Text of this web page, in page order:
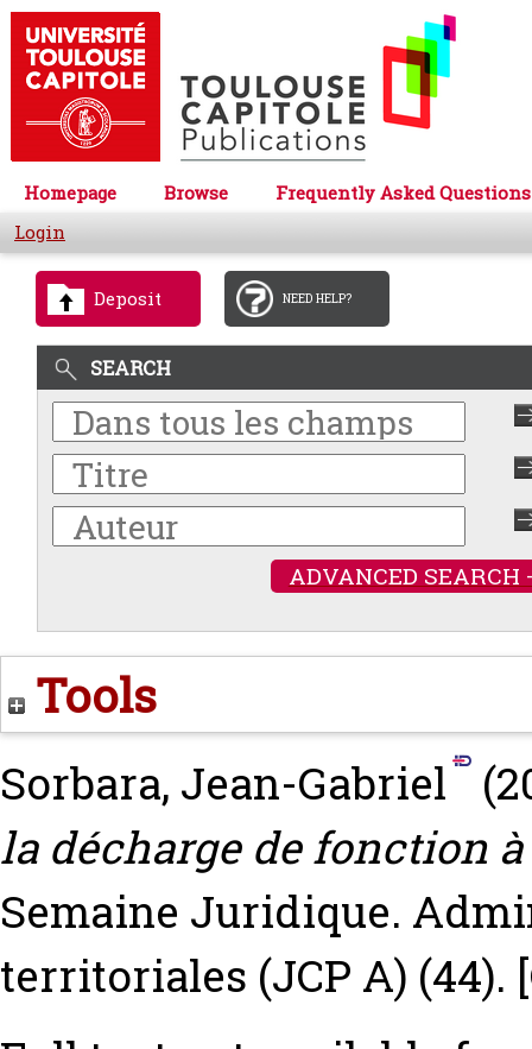
Homepage Browse
Frequently Asked Questions
Login
Deposit NEED HELP?
SEARCH
ADVANCED SEARCH
Tools
Sorbara, Jean-Gabriel
la décharge de fonction
Semaine Juridique.
territoriales (JCP A) (44).